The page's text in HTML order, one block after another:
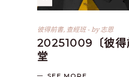
彼得前書, 查經班 by志恩
20251009〔彼得
堂